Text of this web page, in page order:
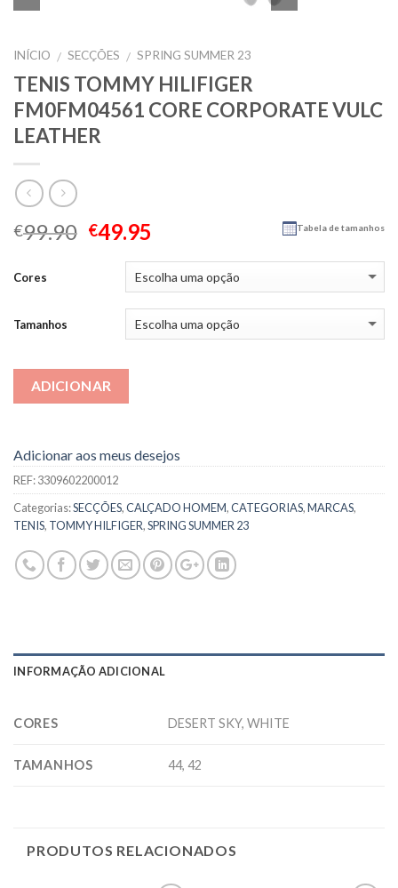
INÍCIO / SECÇÕES / SPRING SUMMER 23
TENIS TOMMY HILIFIGER
FM0FM04561 CORE CORPORATE VULC
LEATHER
€99.90 €49.95 Tabela de tamanhos
Cores
Tamanhos
ADICIONAR
Adicionar aos meus desejos
REF:3309602200012
Categorias:SECÇÕES,CALÇADO HOMEM,CATEGORIAS,MARCAS,
TENIS, TOMMY HILFIGER,SPRING SUMMER 23
INFORMAÇÃO ADICIONAL
CORES DESERT SKY, WHITE
TAMANHOS 44, 42
PRODUTOS RELACIONADOS